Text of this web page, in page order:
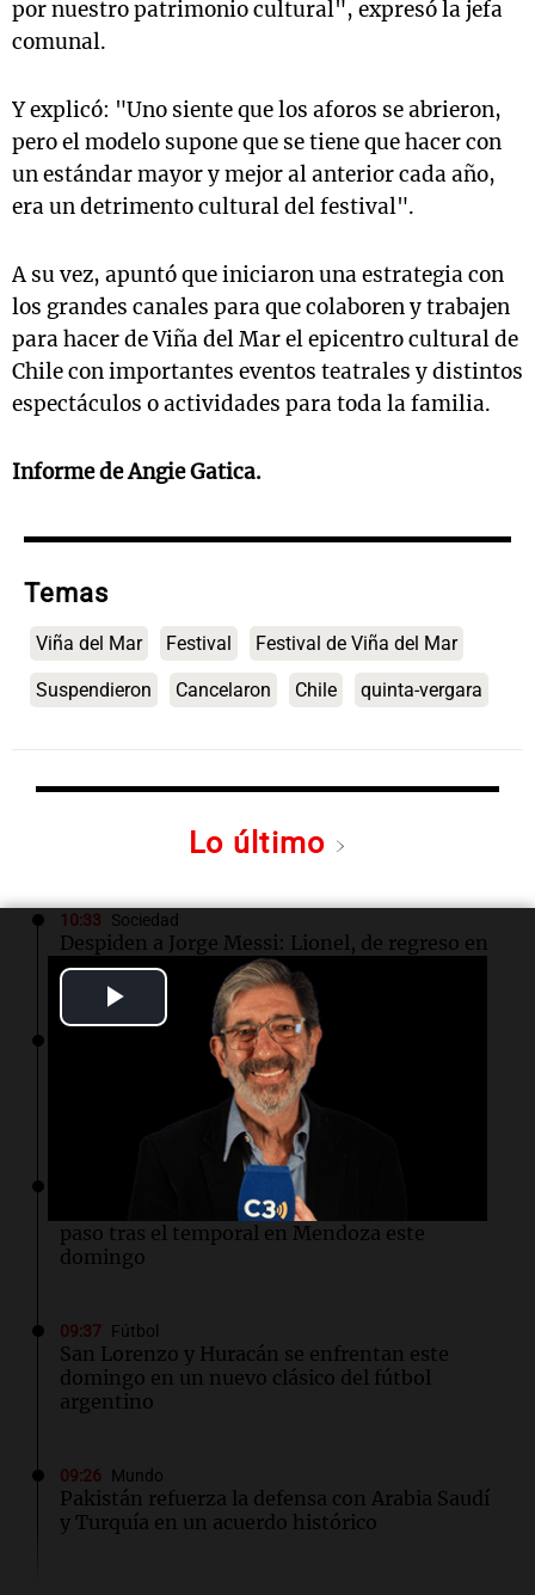
Video
por nuestro patrimonio cultural", expresó la jefa
comunal.
Y explicó: "Uno siente que los aforos se abrieron,
pero el modelo supone que se tiene que hacer con
un estándar mayor y mejor al anterior cada año,
era un detrimento cultural del festival".
A su vez, apuntó que iniciaron una estrategia con
los grandes canales para que colaboren y trabajen
para hacer de Viña del Mar el epicentro cultural de
Chile con importantes eventos teatrales y distintos
espectáculos o actividades para toda la familia.
Informe de Angie Gatica.
Temas
Viña del Mar Festival Festival de Viña del Mar
Suspendieron Cancelaron Chile quinta-vergara
Lo último
10:33 Sociedad
Despiden a Jorge Messi: Lionel, de regreso en
Rosario para el último adiós a su papá
Amamos los Domingos
Paula Pareto: entre el ambo y el judo, la
Cristo Redentor: Avanza la reapertura del
paso tras el temporal en Mendoza este
domingo
09:37 Fútbol
San Lorenzo y Huracán se enfrentan este
domingo en un nuevo clásico del fútbol
argentino
09:26 Mundo
Pakistán refuerza la defensa con Arabia Saudí
y Turquía en un acuerdo histórico